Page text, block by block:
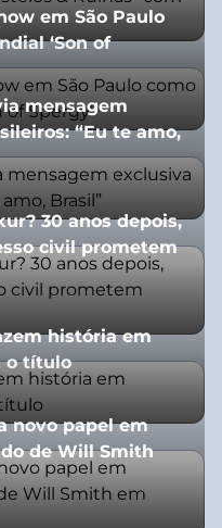
em São Paulo
‘Son of
mensagem
“Eu te amo,
30 anos depois,
civil prometem
história em
o título
novo papel em
de Will Smith